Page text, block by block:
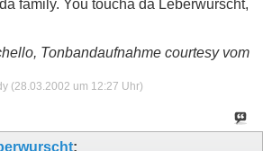
family. You toucha da Leberwurscht,
Tonbandaufnahme courtesy vom
(28.03.2002 um 12:27 Uhr)
: